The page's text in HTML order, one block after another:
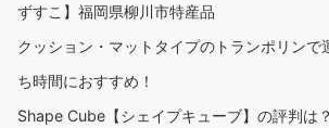
ずすこ】福岡県柳川市特産品
クッション・マットタイプのトランポリンで
ち時間におすすめ！
Shape Cube【シェイプキューブ】の評判は